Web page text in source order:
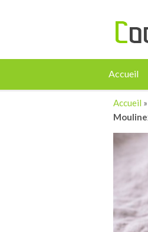
Accueil
Accueil »